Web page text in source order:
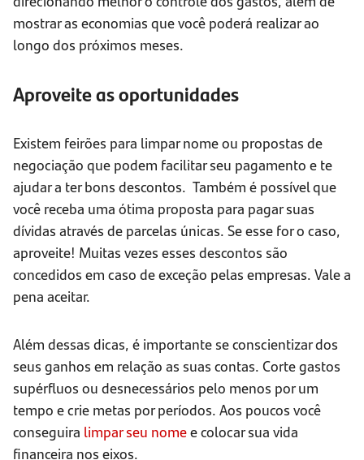
mostrar as economias que você poderá realizar ao
longo dos próximos meses.
Aproveite as oportunidades
Existem feirões para limpar nome ou propostas de
negociação que podem facilitar seu pagamento e te
ajudar a ter bons descontos. Também é possível que
você receba uma ótima proposta para pagar suas
dívidas através de parcelas únicas. Se esse for o caso,
aproveite! Muitas vezes esses descontos são
concedidos em caso de exceção pelas empresas. Vale a
pena aceitar.
Além dessas dicas, é importante se conscientizar dos
seus ganhos em relação as suas contas. Corte gastos
supérfluos ou desnecessários pelo menos por um
tempo e crie metas por períodos. Aos poucos você
conseguira limpar seu nomee colocar sua vida
financeira nos eixos.